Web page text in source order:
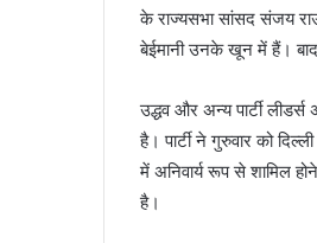
के राज्यसभा सांसद संजय
बेईमानी उनके खून में हैं। बाद
उद्धव और अन्य पार्टी
है। पार्टी ने गुरुवार को
में अनिवार्य रूप से शामिल
है।